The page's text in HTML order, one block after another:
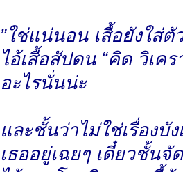
”ใช่แน่นอน เสื้อยังใส่ตั
ไอ้เสื้อสัปดน “คิด วิเค
อะไรนั่นน่ะ
และชั้นว่าไม่ใช่เรื่องบั
เธออยู่เฉยๆ เดี๋ยวชั้นจั